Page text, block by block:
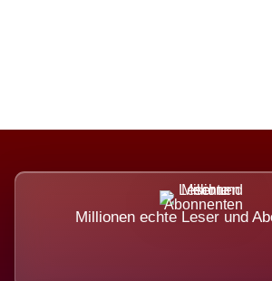
Millionen echte Leser und